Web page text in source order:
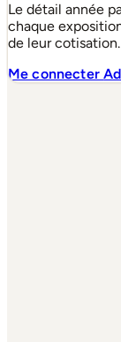
Le détail année
chaque
de leur cotisation.
Me connecter